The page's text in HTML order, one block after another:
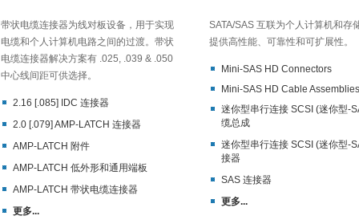
带状电缆连接器为线对板设备，用于实现
电缆和个人计算机电路之间的过渡。带状
电缆连接器解决方案有 .025, .039 & .050
中心线间距可供选择。
2.16 [.085] IDC 连接器
2.0 [.079] AMP-LATCH 连接器
AMP-LATCH 附件
AMP-LATCH 低外形和通用端板
AMP-LATCH 带状电缆连接器
更多...
SATA/SAS 互联为个人计算机和存
提供高性能、可靠性和可扩展性。
Mini-SAS HD Connectors
Mini-SAS HD Cable Assemblies
迷你型串行连接 SCSI (迷你型-
缆总成
迷你型串行连接 SCSI (迷你型-
接器
SAS 连接器
更多...